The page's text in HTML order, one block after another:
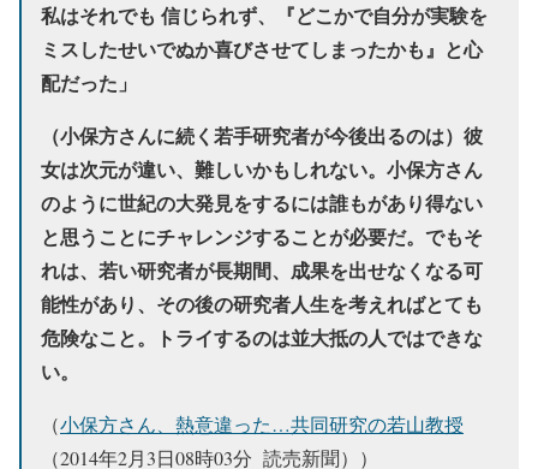
私はそれでも 信じられず、『どこかで自分が実験を
ミスしたせいでぬか喜びさせてしまったかも』と心
配だった」
（小保方さんに続く若手研究者が今後出るのは）彼
女は次元が違い、難しいかもしれない。小保方さん
のように世紀の大発見をするには誰もがあり得ない
と思うことにチャレンジすることが必要だ。でもそ
れは、若い研究者が長期間、成果を出せなくなる可
能性があり、その後の研究者人生を考えればとても
危険なこと。トライするのは並大抵の人ではできな
い。
（小保方さん、熱意違った…共同研究の若山教授
（2014年2月3日08時03分 読売新聞））